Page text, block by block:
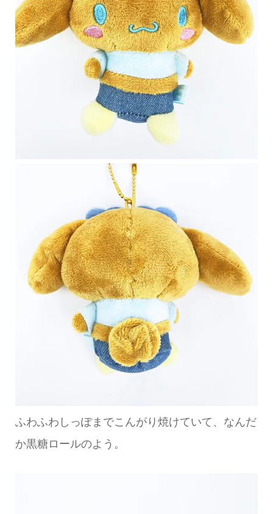
ふわふわしっぽまでこんがり焼けていて、なんだ
か黒糖ロールのよう。